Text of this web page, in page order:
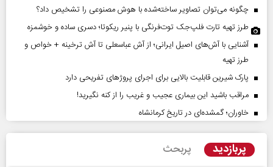
چگونه می‌توان تصاویر ساخته‌شده با هوش مصنوعی را تشخیص داد؟
طرز تهیه تارت فلپ‌جک توت‌فرنگی با پنیر ریکوتا؛ دسری ساده و خوشمزه
آشنایی با آش‌های اصیل ایرانی؛ از آش عباسعلی تا آش ترخینه + خواص و
طرز تهیه
پارک شیرین قابلیت‌ بالایی برای اجرای پروژهای تفریحی دارد
مراقب باشید این بیماری عجیب و غریب را از کنه نگیرید!
خاوران؛ گمشده‌ای در تاریخ کرمانشاه
پربازدید پربحث